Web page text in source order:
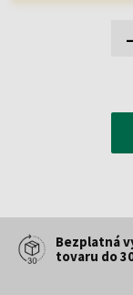
-
Bezplatná
tovaru do